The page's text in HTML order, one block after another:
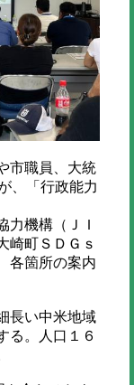
市職員、大統
、「行政能力
機構（ＪＩ
崎町ＳＤＧｓ
各箇所の案内
長い中米地域
る。人口１６